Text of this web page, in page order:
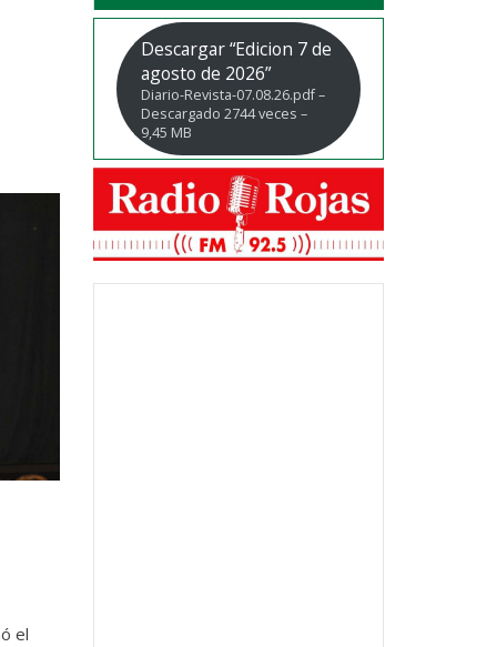
el
Descargar “Edicion 7 de
agosto de 2026”
Diario-Revista-07.08.26.pdf –
Descargado 2744 veces –
9,45 MB